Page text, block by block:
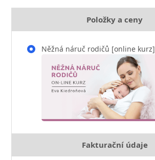
Položky a ceny
Něžná náruč rodičů [online kurz]
Fakturační údaje